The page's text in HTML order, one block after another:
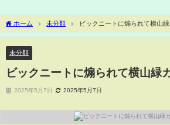
ホーム 未分類 ビックニートに煽られて横山
未分類
ビックニートに煽られて横山緑
2025年5月7日 2025年5月7日